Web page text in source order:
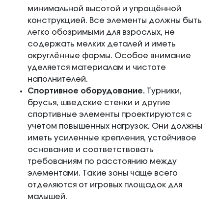
минимальной высотой и упрощённой
конструкцией. Все элементы должны быть
легко обозримыми для взрослых, не
содержать мелких деталей и иметь
округлённые формы. Особое внимание
уделяется материалам и чистоте
наполнителей.
Спортивное оборудование. Турники,
брусья, шведские стенки и другие
спортивные элементы проектируются с
учетом повышенных нагрузок. Они должны
иметь усиленные крепления, устойчивое
основание и соответствовать
требованиям по расстоянию между
элементами. Такие зоны чаще всего
отделяются от игровых площадок для
малышей.